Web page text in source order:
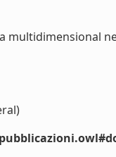
multidimensional